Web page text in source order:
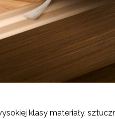
klasy materiały,